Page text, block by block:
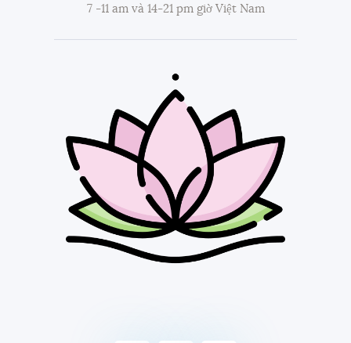
7 -11 am và 14-21 pm giờ Việt Nam